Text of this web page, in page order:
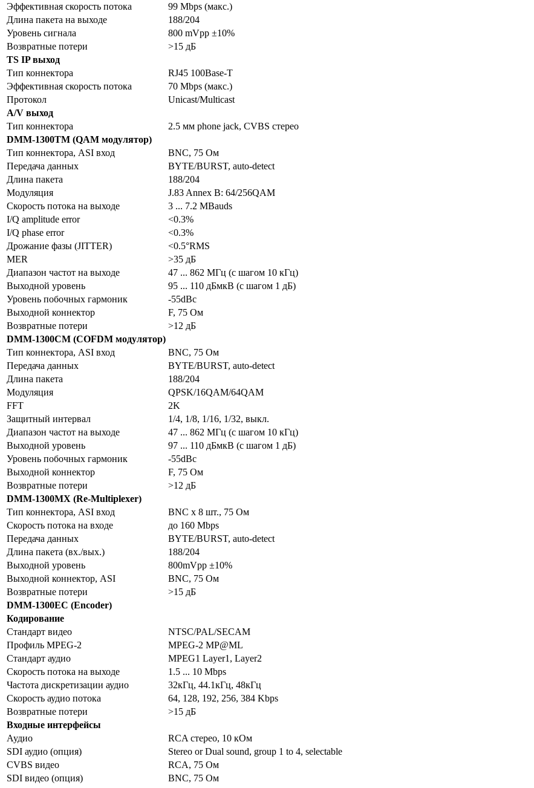
Эффективная скорость потока
99 Mbps (макс.)
Длина пакета на выходе
188/204
Уровень сигнала
800 mVpp ±10%
Возвратные потери
>15 дБ
TS IP выход
Тип коннектора
RJ45 100Base-T
Эффективная скорость потока
70 Mbps (макс.)
Протокол
Unicast/Multicast
A/V выход
Тип коннектора
2.5 мм phone jack, CVBS стерео
DMM-1300TM (QAM модулятор)
Тип коннектора, ASI вход
BNC, 75 Ом
Передача данных
BYTE/BURST, auto-detect
Длина пакета
188/204
Модуляция
J.83 Annex B: 64/256QAM
Скорость потока на выходе
3 ... 7.2 MBauds
I/Q amplitude error
<0.3%
I/Q phase error
<0.3%
Дрожание фазы (JITTER)
<0.5°RMS
MER
>35 дБ
Диапазон частот на выходе
47 ... 862 МГц (с шагом 10 кГц)
Выходной уровень
95 ... 110 дБмкВ (с шагом 1 дБ)
Уровень побочных гармоник
-55dBc
Выходной коннектор
F, 75 Ом
Возвратные потери
>12 дБ
DMM-1300СM (COFDM модулятор)
Тип коннектора, ASI вход
BNC, 75 Ом
Передача данных
BYTE/BURST, auto-detect
Длина пакета
188/204
Модуляция
QPSK/16QAM/64QAM
FFT
2K
Защитный интервал
1/4, 1/8, 1/16, 1/32, выкл.
Диапазон частот на выходе
47 ... 862 МГц (с шагом 10 кГц)
Выходной уровень
97 ... 110 дБмкВ (с шагом 1 дБ)
Уровень побочных гармоник
-55dBc
Выходной коннектор
F, 75 Ом
Возвратные потери
>12 дБ
DMM-1300MX (Re-Multiplexer)
Тип коннектора, ASI вход
BNC x 8 шт., 75 Ом
Скорость потока на входе
до 160 Mbps
Передача данных
BYTE/BURST, auto-detect
Длина пакета (вх./вых.)
188/204
Выходной уровень
800mVpp ±10%
Выходной коннектор, ASI
BNC, 75 Ом
Возвратные потери
>15 дБ
DMM-1300EC (Encoder)
Кодирование
Стандарт видео
NTSC/PAL/SECAM
Профиль MPEG-2
MPEG-2 MP@ML
Стандарт аудио
MPEG1 Layer1, Layer2
Скорость потока на выходе
1.5 ... 10 Mbps
Частота дискретизации аудио
32кГц, 44.1кГц, 48кГц
Скорость аудио потока
64, 128, 192, 256, 384 Kbps
Возвратные потери
>15 дБ
Входные интерфейсы
Аудио
RCA стерео, 10 кОм
SDI аудио (опция)
Stereo or Dual sound, group 1 to 4, selectable
CVBS видео
RCA, 75 Ом
SDI видео (опция)
BNC, 75 Ом